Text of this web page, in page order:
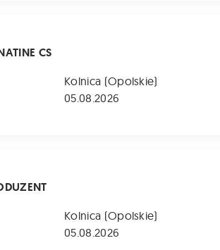
CS
Kolnica (Opolskie)
05.08.2026
Kolnica (Opolskie)
05.08.2026